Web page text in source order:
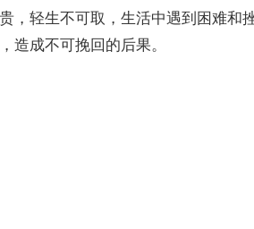
，轻生不可取，生活中遇到困难和
造成不可挽回的后果。